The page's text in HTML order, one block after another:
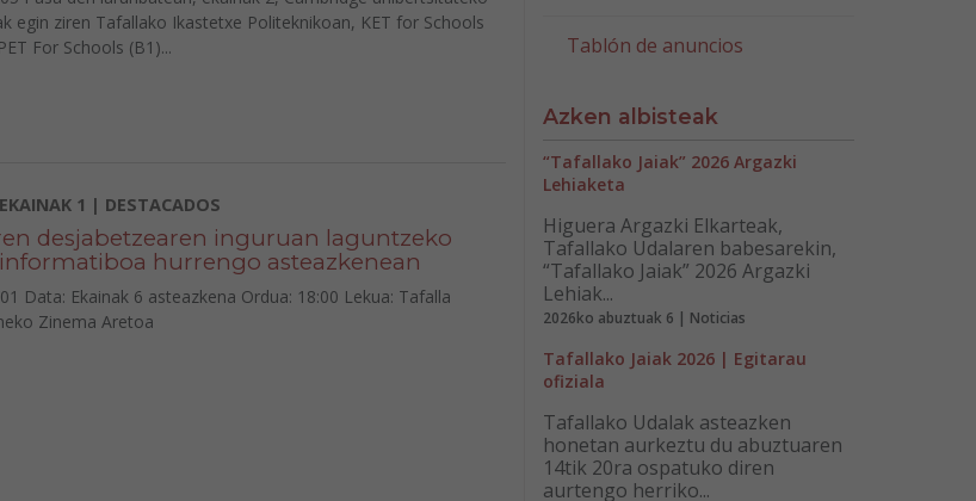
egin ziren Tafallako Ikastetxe Politeknikoan, KET for Schools
For Schools (B1)...
1 | DESTACADOS
desjabetzearen inguruan laguntzeko
hurrengo asteazkenean
Data: Ekainak 6 asteazkena Ordua: 18:00 Lekua: Tafalla
Zinema Aretoa
Tablón de anuncios
Azken albisteak
“Tafallako Jaiak” 2026 Argazki
Lehiaketa
Higuera Argazki Elkarteak,
Tafallako Udalaren babesarekin,
“Tafallako Jaiak” 2026 Argazki
Lehiak...
2026ko abuztuak 6 | Noticias
Tafallako Jaiak 2026 | Egitarau
ofiziala
Tafallako Udalak asteazken
honetan aurkeztu du abuztuaren
14tik 20ra ospatuko diren
aurtengo herriko...